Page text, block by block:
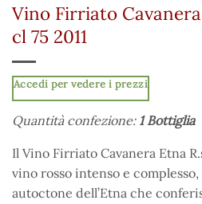
Vino Firriato
cl 75 2011
Accedi per vedere i prezzi
Quantità confezione: 1 Bottiglia
Il Vino Firriato Cavanera Etna
vino rosso intenso e
autoctone dell’Etna che